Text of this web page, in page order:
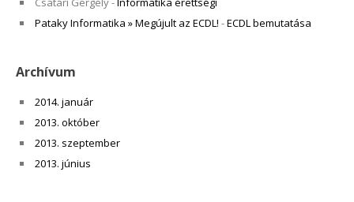
Pataky Informatika » Megújult az ECDL! -ECDL bemutatása
Archívum
2014. január
2013. október
2013. szeptember
2013. június